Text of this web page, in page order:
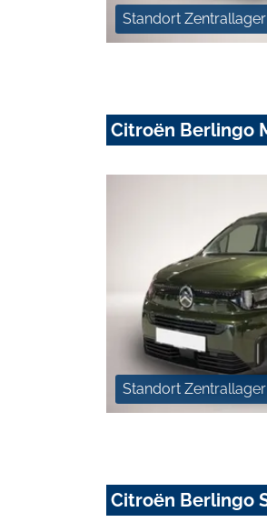
Standort Zentrallager
Citroën Berlingo
Standort Zentrallager
Citroën Berlingo